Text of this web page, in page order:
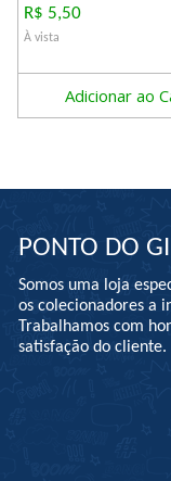
R$ 5,50
À vista
Adicionar ao
PONTO DO
Somos uma loja
os colecionadores a
Trabalhamos com
satisfação do cliente.